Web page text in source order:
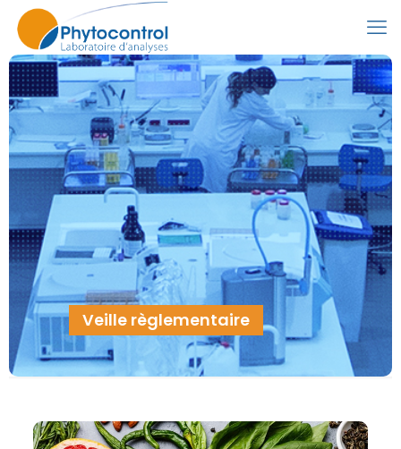
Veille règlementaire